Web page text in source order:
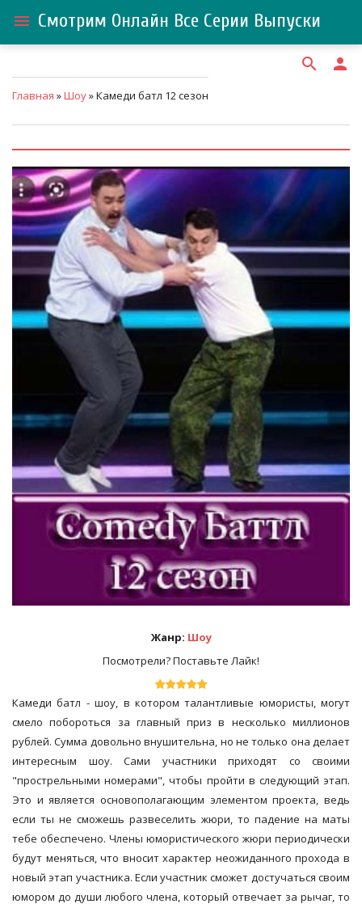
menu Смотрим Онлайн Все Серии Выпуски
search person
Главная »Шоу» Камеди батл 12 сезон
Жанр: Шоу
Посмотрели? Поставьте Лайк!
Камеди батл - шоу, в котором талантливые юмористы, могут
смело побороться за главный приз в несколько миллионов
рублей. Сумма довольно внушительна, но не только она делает
интересным шоу. Сами участники приходят со своими
"прострельными номерами", чтобы пройти в следующий этап.
Это и является основополагающим элементом проекта, ведь
если ты не сможешь развеселить жюри, то падение на маты
тебе обеспечено. Члены юмористического жюри периодически
будут меняться, что вносит характер неожиданного прохода в
новый этап участника. Если участник сможет достучаться своим
юмором до души любого члена, который отвечает за рычаг, то